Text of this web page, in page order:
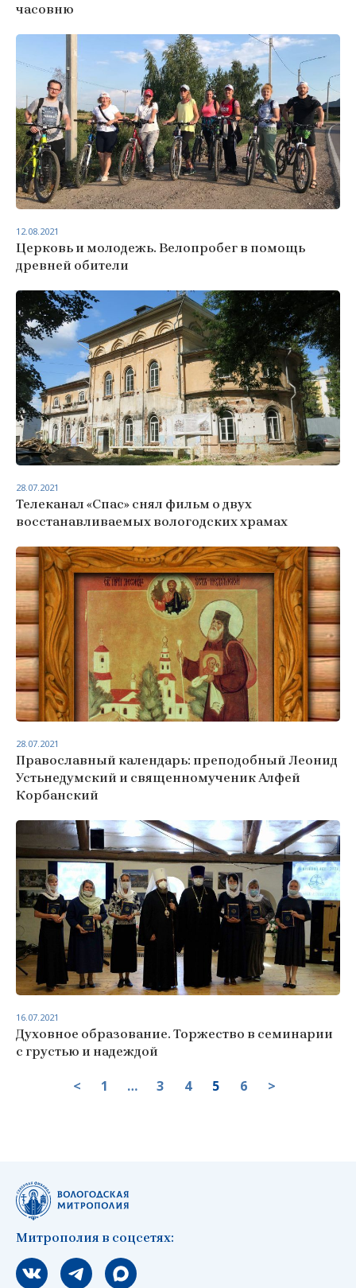
часовню
Церковь и молодежь. Велопробег в помощь
древней обители
12.08.2021
Телеканал «Спас» снял фильм о двух
восстанавливаемых вологодских храмах
28.07.2021
Православный календарь: преподобный Леонид
Устьнедумский и священномученик Алфей
Корбанский
28.07.2021
Духовное образование. Торжество в семинарии
с грустью и надеждой
16.07.2021
< 1 … 3 4 5 6 >
Митрополия в соцсетях:
Мы вконтакте
Мы в telegram
Мы в Макс